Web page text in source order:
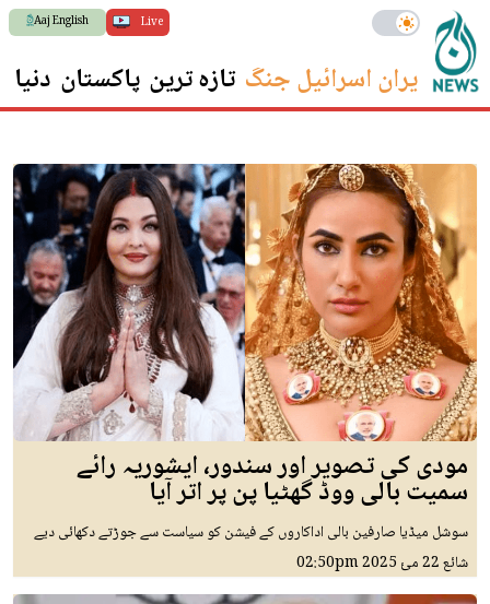
Live
Aaj English
ایران اسرائیل جنگ تازہ ترین پاکستان دنیا
مودی کی تصویر اور سندور، ایشوریہ رائے
سمیت بالی ووڈ گھٹیا پن پر اتر آیا
سوشل میڈیا صارفین بالی اداکاروں کے فیشن کو سیاست سے جوڑتے دکھائی دیے
شائع22 مئ 2025 02:50pm